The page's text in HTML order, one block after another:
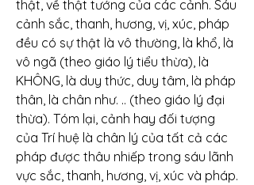
thật, về thật tướng của các cảnh. Sáu
cảnh sắc, thanh, hương, vị, xúc, pháp
đều có sự thật là vô thường, là khổ, là
vô ngã (theo giáo lý tiểu thừa), là
KHÔNG, là duy thức, duy tâm, là pháp
thân, là chân như. .. (theo giáo lý đại
thừa). Tóm lại, cảnh hay đối tượng
của Trí huệ là chân lý của tất cả các
pháp được thâu nhiếp trong sáu lãnh
vực sắc, thanh, hương, vị, xúc và pháp.